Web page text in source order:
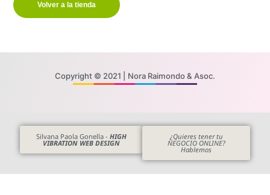
Volver a la tienda
Copyright © 2021 | Nora Raimondo & Asoc.
Silvana Paola Gonella - HIGH
VIBRATION WEB DESIGN
¿Quieres tener tu
NEGOCIO ONLINE?
Hablemos